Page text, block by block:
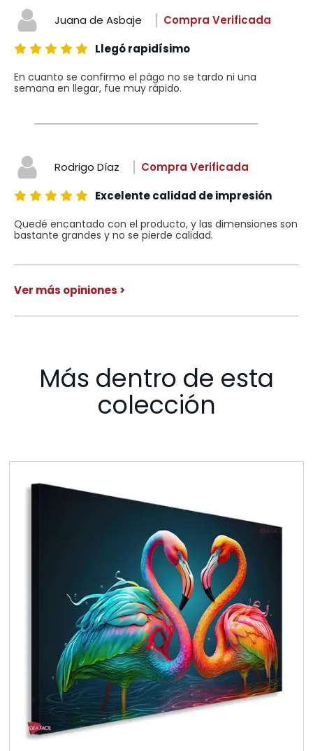
Juana de Asbaje
Compra Verificada
Llegó rapidísimo
En cuanto se confirmo el págo no se tardo ni una
semana en llegar, fue muy rápido.
Rodrigo Díaz
Compra Verificada
Excelente calidad de impresión
Quedé encantado con el producto, y las dimensiones son
bastante grandes y no se pierde calidad.
Ver más opiniones >
Más dentro de esta
colección